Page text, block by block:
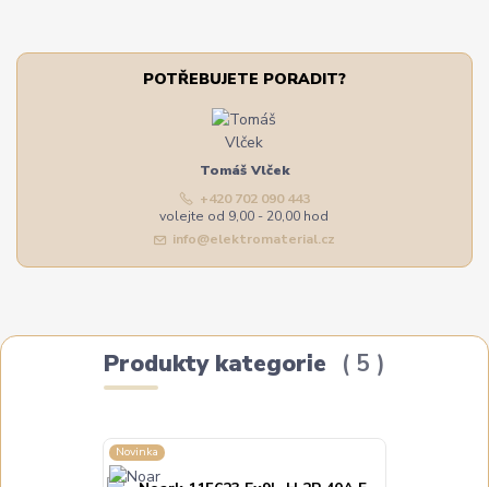
POTŘEBUJETE PORADIT?
Tomáš Vlček
+420 702 090 443
volejte od 9,00 - 20,00 hod
info@elektromaterial.cz
Produkty kategorie 5
Novinka